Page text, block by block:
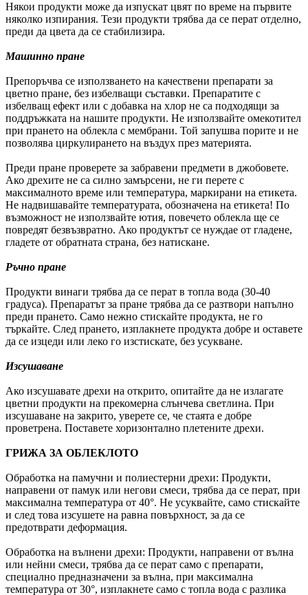
Някои продукти може да изпускат цвят по време на първите
няколко изпирания. Тези продукти трябва да се перат отделно,
преди да цвета да се стабилизира.
Машинно пране
Препоръчва се използването на качествени препарати за
цветно пране, без избелващи съставки. Препаратите с
избелващ ефект или с добавка на хлор не са подходящи за
поддръжката на нашите продукти. Не използвайте омекотител
при прането на облекла с мембрани. Той запушва порите и не
позволява циркулирането на въздух през материята.
Преди пране проверете за забравени предмети в джобовете.
Ако дрехите не са силно замърсени, не ги перете с
максималното време или температура, маркирани на етикета.
Не надвишавайте температурата, обозначена на етикета! По
възможност не използвайте ютия, повечето облекла ще се
повредят безвъзвратно. Ако продуктът се нуждае от гладене,
гладете от обратната страна, без натискане.
Ръчно пране
Продукти винаги трябва да се перат в топла вода (30-40
градуса). Препаратът за пране трябва да се разтвори напълно
преди прането. Само нежно стискайте продукта, не го
търкайте. След прането, изплакнете продукта добре и оставете
да се изцеди или леко го изстискате, без усукване.
Изсушаване
Ако изсушавате дрехи на открито, опитайте да не излагате
цветни продукти на прекомерна слънчева светлина. При
изсушаване на закрито, уверете се, че стаята е добре
проветрена. Поставете хоризонтално плетените дрехи.
ГРИЖА ЗА ОБЛЕКЛОТО
Обработка на памучни и полиестерни дрехи: Продукти,
направени от памук или негови смеси, трябва да се перат, при
максимална температура от 40°. Не усуквайте, само стискайте
и след това изсушете на равна повърхност, за да се
предотврати деформация.
Обработка на вълнени дрехи: Продукти, направени от вълна
или нейни смеси, трябва да се перат само с препарати,
специално предназначени за вълна, при максимална
температура от 30°, изплакнете само с топла вода с разлика